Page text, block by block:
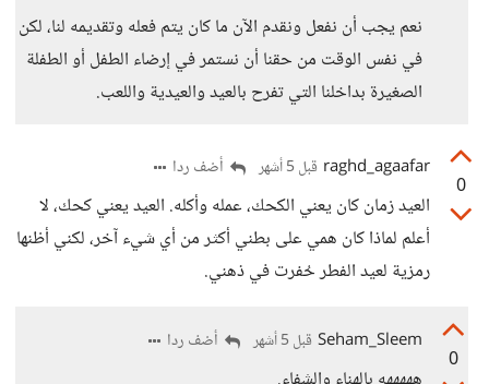
نعم يجب أن نفعل ونقدم الآن ما كان يتم فعله وتقديمه لنا، لكن
في نفس الوقت من حقنا أن نستمر في إرضاء الطفل أو الطفلة
الصغيرة بداخلنا التي تفرح بالعيد والعيدية واللعب.
0
raghd_agaafar قبل 5 أشهر أضف ردا
العيد زمان كان يعني الكحك، عمله وأكله. العيد يعني كحك، لا
أعلم لماذا كان همي على بطني أكثر من أي شيء آخر، لكني أظنها
رمزية لعيد الفطر حُفرت في ذهني.
0
Seham_Sleem قبل 5 أشهر أضف ردا